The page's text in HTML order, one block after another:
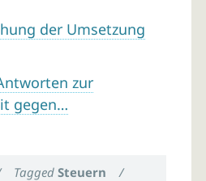
der Umsetzung
zur
gegen…
TaggedSteuern /